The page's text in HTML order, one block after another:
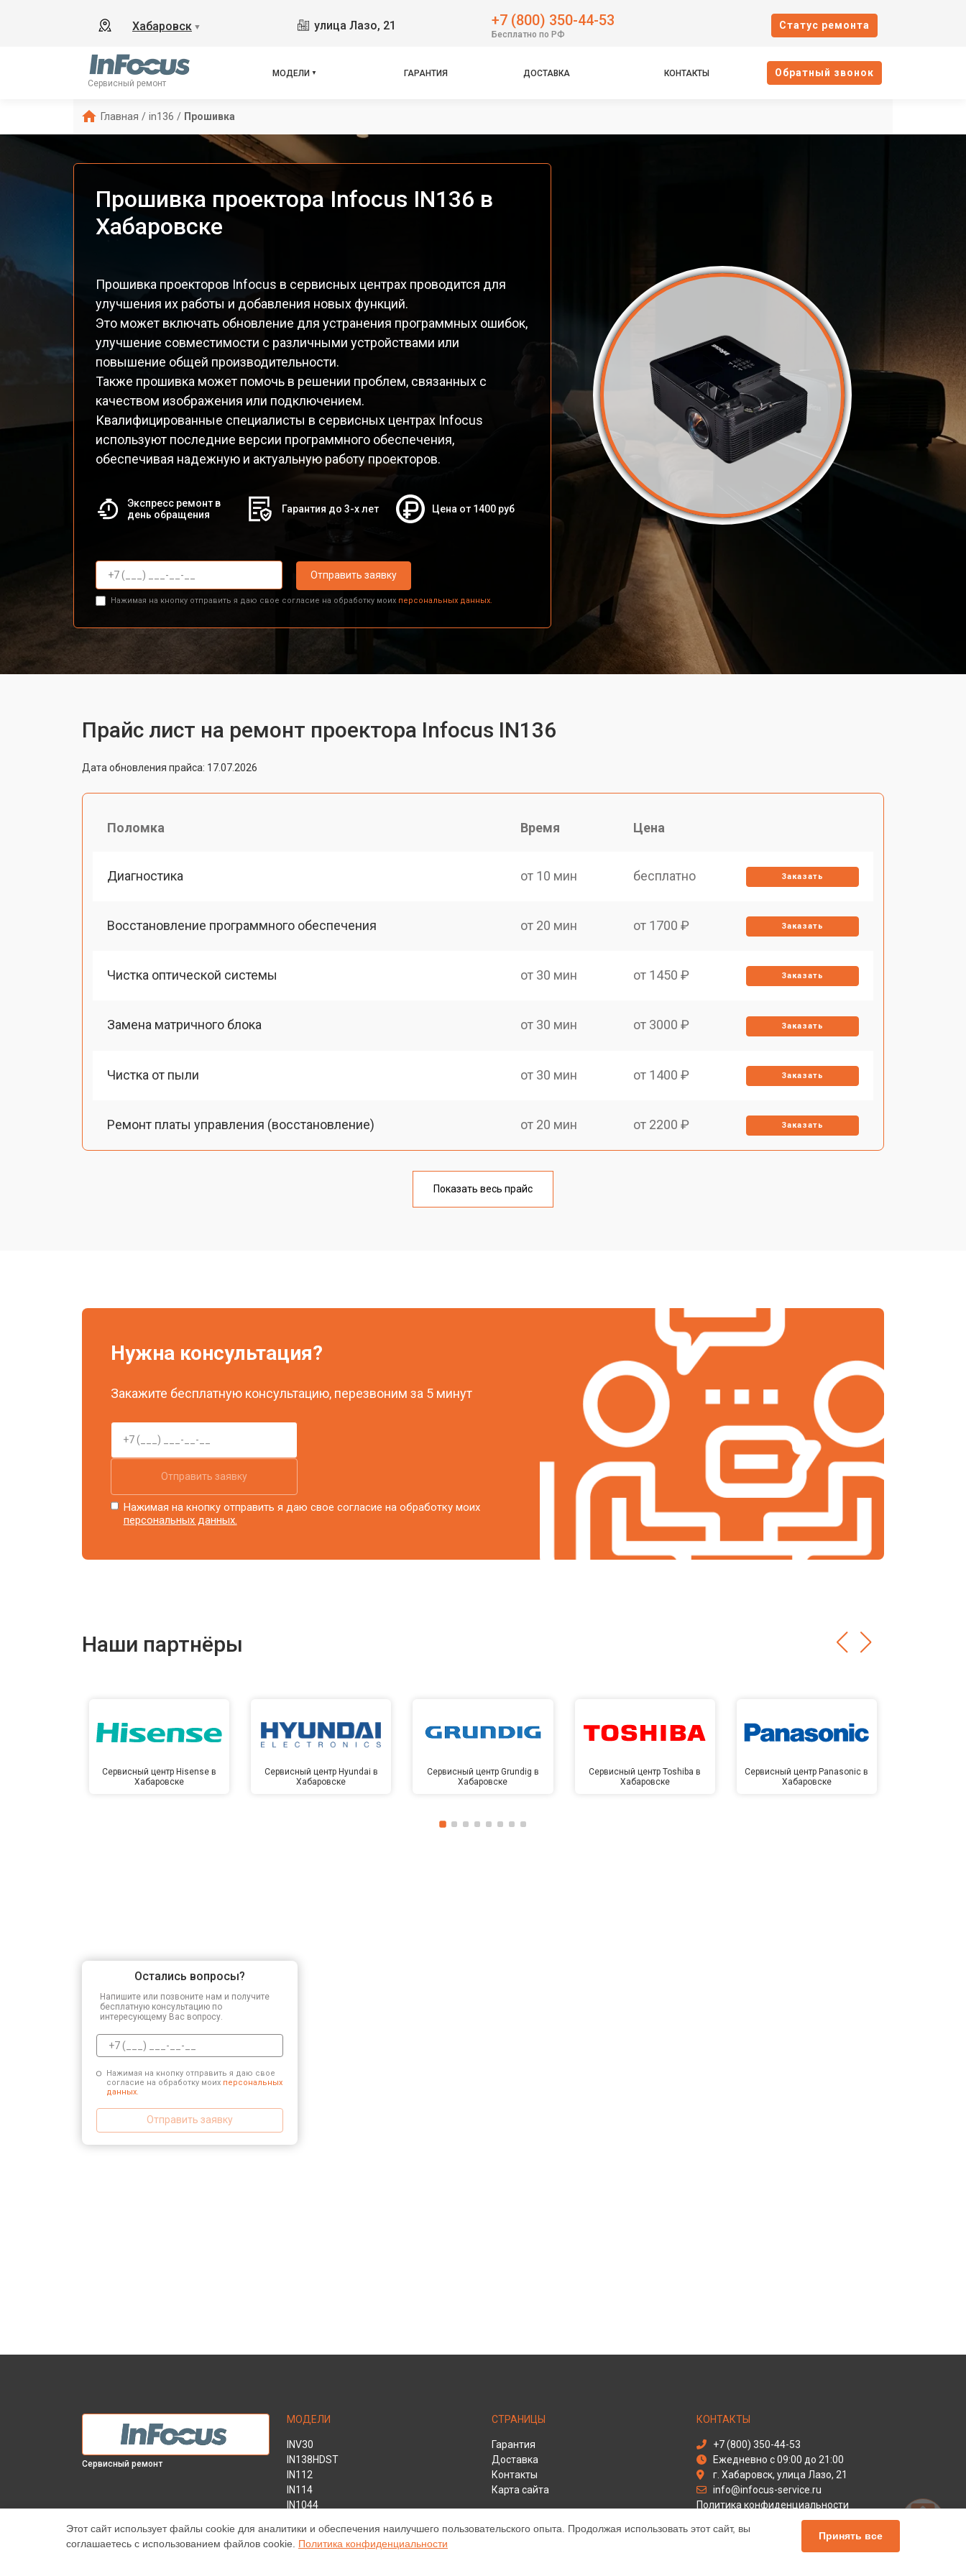
Хабаровск ▼ улица Лазо, 21 +7 (800) 350-44-53
Бесплатно по РФ
Cтатус ремонта
Сервисный ремонт
МОДЕЛИ ГАРАНТИЯ ДОСТАВКА КОНТАКТЫ Oбратный звонок
Главная / in136 / Прошивка
Прошивка проектора Infocus IN136 в
Хабаровске
Прошивка проекторов Infocus в сервисных центрах проводится для
улучшения их работы и добавления новых функций.
Это может включать обновление для устранения программных ошибок,
улучшение совместимости с различными устройствами или
повышение общей производительности.
Также прошивка может помочь в решении проблем, связанных с
качеством изображения или подключением.
Квалифицированные специалисты в сервисных центрах Infocus
используют последние версии программного обеспечения,
обеспечивая надежную и актуальную работу проекторов.
Экспресс ремонт в
день обращения
Гарантия до 3-х лет Цена от 1400 руб
Отправить заявку
Нажимая на кнопку отправить я даю свое согласие на обработку моих персональных данных.
Прайс лист на ремонт проектора Infocus IN136
Дата обновления прайса: 17.07.2026
Поломка Время Цена
Диагностика от 10 мин бесплатно Заказать
Восстановление программного обеспечения от 20 мин от 1700 ₽ Заказать
Чистка оптической системы от 30 мин от 1450 ₽ Заказать
Замена матричного блока от 30 мин от 3000 ₽ Заказать
Чистка от пыли от 30 мин от 1400 ₽ Заказать
Ремонт платы управления (восстановление) от 20 мин от 2200 ₽ Заказать
от 30 мин
от 2000 ₽
от 2000 ₽ Заказать
Замена блока розжига от 1900 ₽ Заказать
Показать весь прайс
Нужна консультация?
Закажите бесплатную консультацию, перезвоним за 5 минут
Отправить заявку
Нажимая на кнопку отправить я даю свое согласие на обработку моих
персональных данных.
Наши партнёры
Сервисный центр Hisense в
Хабаровске
Сервисный центр Hyundai в
Хабаровске
Сервисный центр Grundig в
Хабаровске
Сервисный центр Toshiba в
Хабаровске
Сервисный центр Panasonic в
Хабаровске
Остались вопросы?
Напишите или позвоните нам и получите
бесплатную консультацию по
интересующему Вас вопросу.
Нажимая на кнопку отправить я даю свое
согласие на обработку моих персональных
данных.
Отправить заявку
Сервисный ремонт
МОДЕЛИ
INV30
IN138HDST
IN112
IN114
IN1044
IN2138HD
INL146
СТРАНИЦЫ
Гарантия
Доставка
Контакты
Карта сайта
КОНТАКТЫ
+7 (800) 350-44-53
Ежедневно с 09:00 до 21:00
г. Хабаровск, улица Лазо, 21
info@infocus-service.ru
Политика конфиденциальности
Способы оплаты
Этот сайт использует файлы cookie для аналитики и обеспечения наилучшего пользовательского опыта. Продолжая использовать этот сайт, вы
соглашаетесь с использованием файлов cookie. Политика конфиденциальности
Принять все